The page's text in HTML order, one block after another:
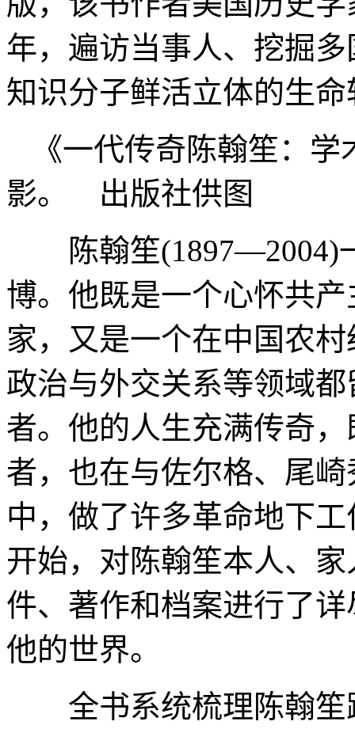
年，遍访当事人、挖掘
知识分子鲜活立体的生命
《一代传奇陈翰笙：
影。 出版社供图
陈翰笙(1897—2004)
博。他既是一个心怀共
家，又是一个在中国农
政治与外交关系等领域
者。他的人生充满传奇
者，也在与佐尔格、尾
中，做了许多革命地下
开始，对陈翰笙本人、
件、著作和档案进行了
他的世界。
全书系统梳理陈翰笙